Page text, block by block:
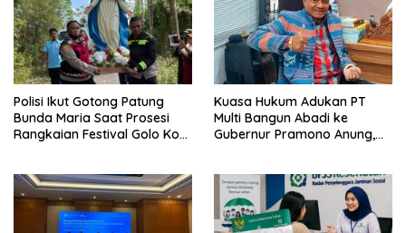
Polisi Ikut Gotong Patung
Bunda Maria Saat Prosesi
Rangkaian Festival Golo Koe
Kuasa Hukum Adukan PT
Multi Bangun Abadi ke
Gubernur Pramono Anung,